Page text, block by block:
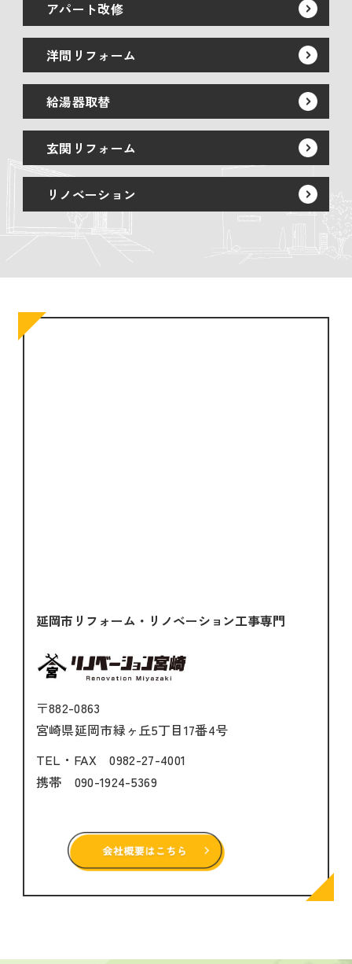
アパート改修
洋間リフォーム
給湯器取替
玄関リフォーム
リノベーション
延岡市リフォーム・リノベーション工事専門
〒882-0863
宮崎県延岡市緑ヶ丘5丁目17番4号
TEL・FAX0982-27-4001
携帯 090-1924-5369